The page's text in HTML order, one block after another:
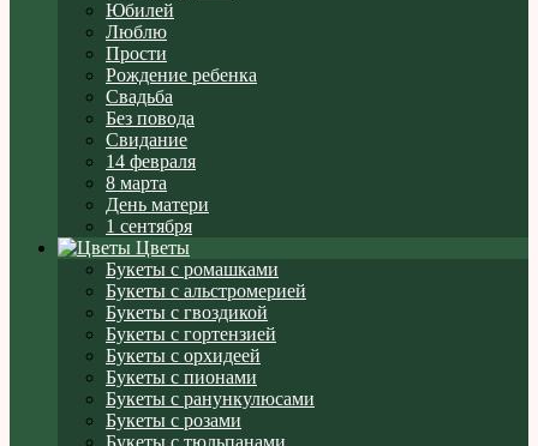
Юбилей
Люблю
Прости
Рождение ребенка
Свадьба
Без повода
Свидание
14 февраля
8 марта
День матери
1 сентября
Цветы
Букеты с ромашками
Букеты с альстромерией
Букеты с гвоздикой
Букеты с гортензией
Букеты с орхидеей
Букеты с пионами
Букеты с ранункулюсами
Букеты с розами
Букеты с тюльпанами